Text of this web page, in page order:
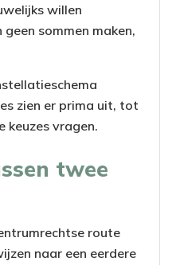
willen
sommen maken,
zien er prima uit, tot
keuzes vragen.
twee
route
naar een eerdere